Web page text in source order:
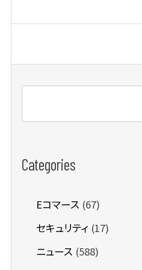
Categories
Eコマース (67)
セキュリティ (17)
ニュース (588)